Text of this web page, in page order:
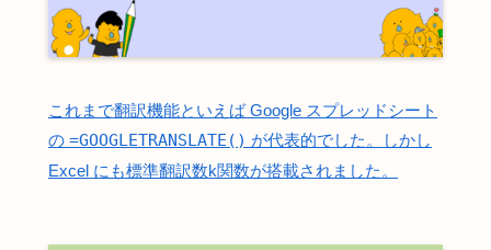
これまで翻訳機能といえば Google スプレッドシート
の =GOOGLETRANSLATE() が代表的でした。しかし
Excel にも標準翻訳数k関数が搭載されました。